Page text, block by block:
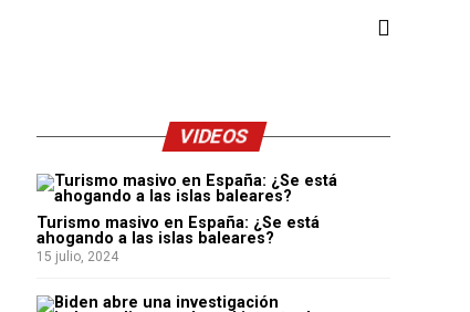
VIDEOS
Turismo masivo en España: ¿Se está
ahogando a las islas baleares?
15 julio, 2024